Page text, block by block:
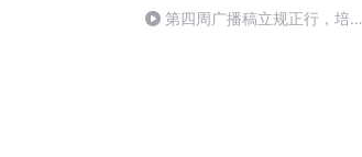
第四周广播稿立规正行，培育